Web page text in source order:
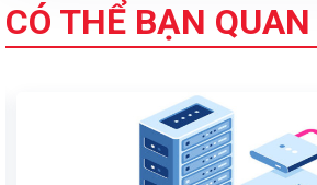
CÓ THỂ BẠN